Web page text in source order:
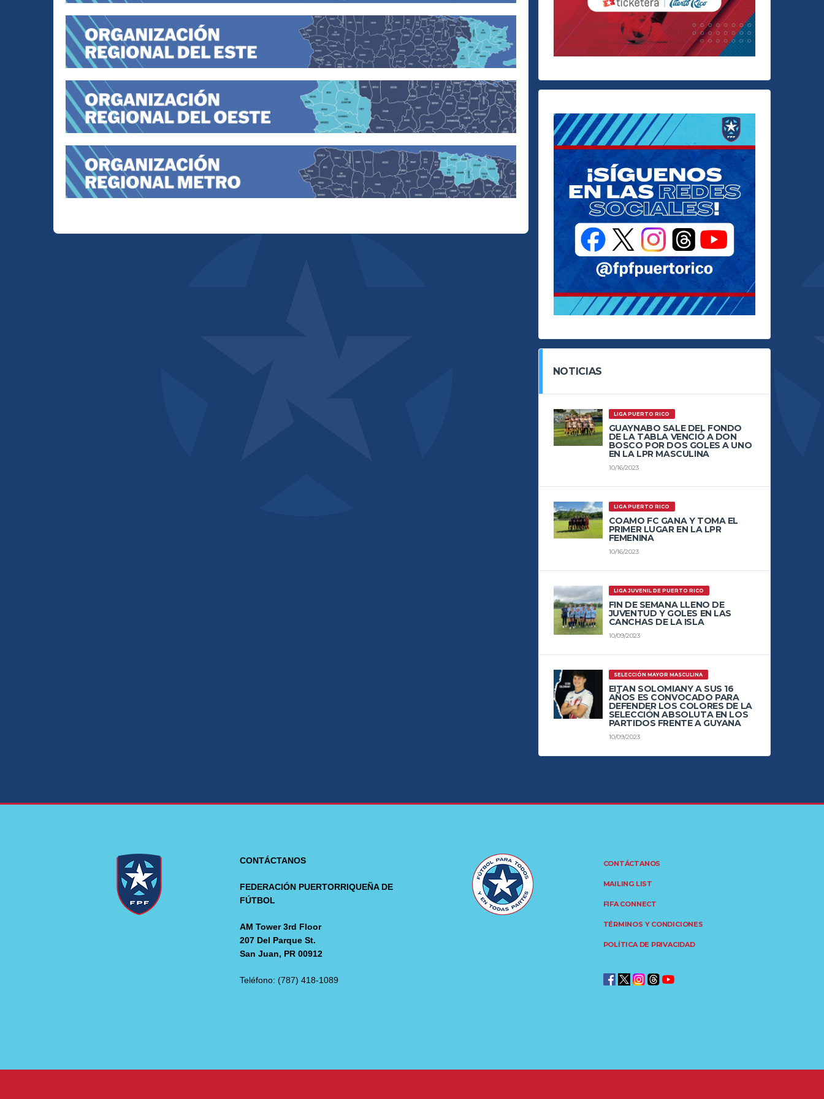
NOTICIAS
LIGA PUERTO RICO
GUAYNABO SALE DEL FONDO
DE LA TABLA VENCIÓ A DON
BOSCO POR DOS GOLES A UNO
EN LA LPR MASCULINA
10/16/2023
LIGA PUERTO RICO
COAMO FC GANA Y TOMA EL
PRIMER LUGAR EN LA LPR
FEMENINA
10/16/2023
LIGA JUVENIL DE PUERTO RICO
FIN DE SEMANA LLENO DE
JUVENTUD Y GOLES EN LAS
CANCHAS DE LA ISLA
10/09/2023
SELECCIÓN MAYOR MASCULINA
EITAN SOLOMIANY A SUS 16
AÑOS ES CONVOCADO PARA
DEFENDER LOS COLORES DE LA
SELECCIÓN ABSOLUTA EN LOS
PARTIDOS FRENTE A GUYANA
10/09/2023
CONTÁCTANOS
FEDERACIÓN PUERTORRIQUEÑA DE
FÚTBOL
AM Tower 3rd Floor
207 Del Parque St.
San Juan, PR 00912
Teléfono: (787) 418-1089
CONTÁCTANOS
MAILING LIST
FIFA CONNECT
TÉRMINOS Y CONDICIONES
POLÍTICA DE PRIVACIDAD